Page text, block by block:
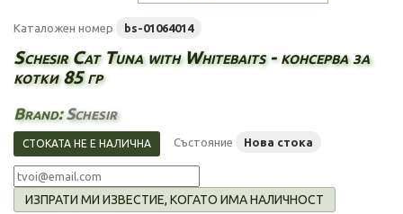
Каталожен номер bs-01064014
Schesir Cat Tuna with Whitebaits - консерва за
котки 85 гр
Brand:Schesir
СТОКАТА НЕ Е НАЛИЧНА Състояние Нова стока
ИЗПРАТИ МИ ИЗВЕСТИЕ, КОГАТО ИМА НАЛИЧНОСТ